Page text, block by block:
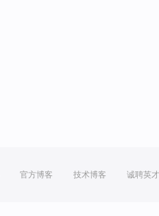
官方博客 技术博客 诚聘英才